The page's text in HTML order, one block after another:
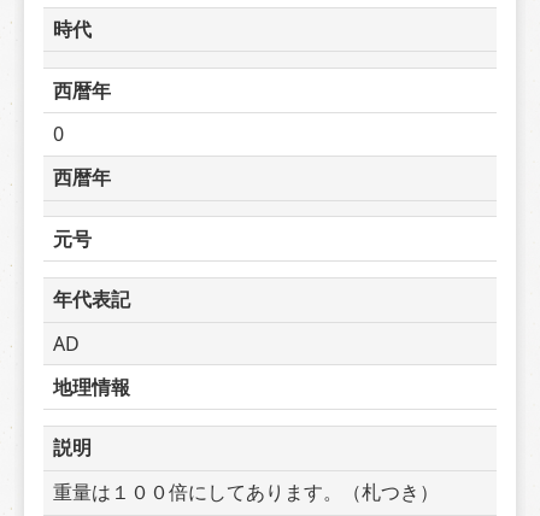
時代
西暦年
0
西暦年
元号
年代表記
AD
地理情報
説明
重量は１００倍にしてあります。（札つき）